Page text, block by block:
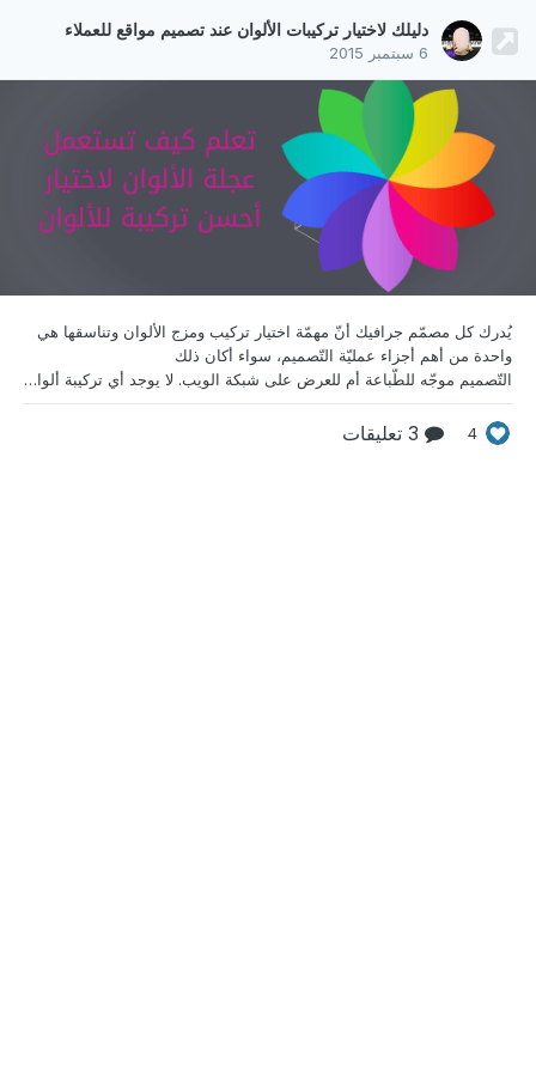
دليلك لاختيار تركيبات الألوان عند تصميم مواقع للعملاء
6 سبتمبر 2015
يُدرك كل مصمّم جرافيك أنّ مهمّة اختيار تركيب ومزج الألوان وتناسقها هي
واحدة من أهم أجزاء عمليّة التّصميم، سواء أكان ذلك
التّصميم موجّه للطّباعة أم للعرض على شبكة الويب. لا يوجد أي تركيبة ألوان عالميّة وموحّدة بإمكانها أن ترضي جميع العملاء. بالنّسبة لبعض المصمّمين فإنّ عمليّة تركيب الألوان هي مسألة التّجربة وتحديد الأخطاء ثم التجربة مجدّدًا وهكذا، إلى غاية الحصول على التّركيبة المناسبة، ولكن اعتماد هذه الطّريقة يعني إهدار الكثير من الوقت الثمين. الوقت الذي يُعتبر سلعةً هامة في عالم تصميم الجرافيك
4